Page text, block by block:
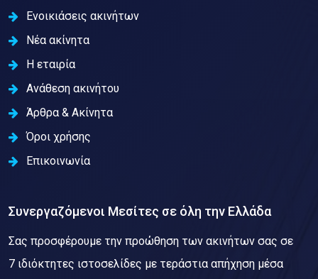
Ενοικιάσεις ακινήτων
Νέα ακίνητα
Η εταιρία
Ανάθεση ακινήτου
Άρθρα & Ακίνητα
Όροι χρήσης
Επικοινωνία
Συνεργαζόμενοι Μεσίτες σε όλη την Ελλάδα
Σας προσφέρουμε την προώθηση των ακινήτων σας σε
7 ιδιόκτητες ιστοσελίδες με τεράστια απήχηση μέσα